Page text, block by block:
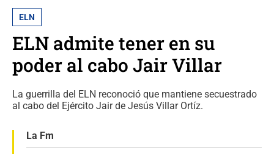
ELN
ELN admite tener en su
poder al cabo Jair Villar
La guerrilla del ELN reconoció que mantiene secuestrado
al cabo del Ejército Jair de Jesús Villar Ortíz.
La Fm